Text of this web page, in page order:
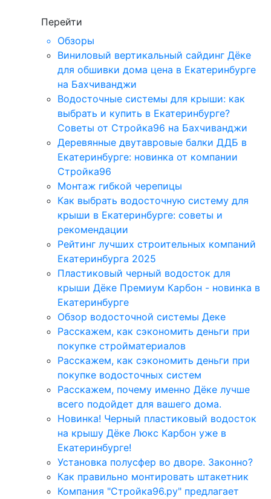
Перейти
Обзоры
Виниловый вертикальный сайдинг Дёке
для обшивки дома цена в Екатеринбурге
на Бахчиванджи
Водосточные системы для крыши: как
выбрать и купить в Екатеринбурге?
Советы от Стройка96 на Бахчиванджи
Деревянные двутавровые балки ДДБ в
Екатеринбурге: новинка от компании
Стройка96
Монтаж гибкой черепицы
Как выбрать водосточную систему для
крыши в Екатеринбурге: советы и
рекомендации
Рейтинг лучших строительных компаний
Екатеринбурга 2025
Пластиковый черный водосток для
крыши Дёке Премиум Карбон - новинка в
Екатеринбурге
Обзор водосточной системы Деке
Расскажем, как сэкономить деньги при
покупке стройматериалов
Расскажем, как сэкономить деньги при
покупке водосточных систем
Расскажем, почему именно Дёке лучше
всего подойдет для вашего дома.
Новинка! Черный пластиковый водосток
на крышу Дёке Люкс Карбон уже в
Екатеринбурге!
Установка полусфер во дворе. Законно?
Как правильно монтировать штакетник
Компания "Стройка96.ру" предлагает